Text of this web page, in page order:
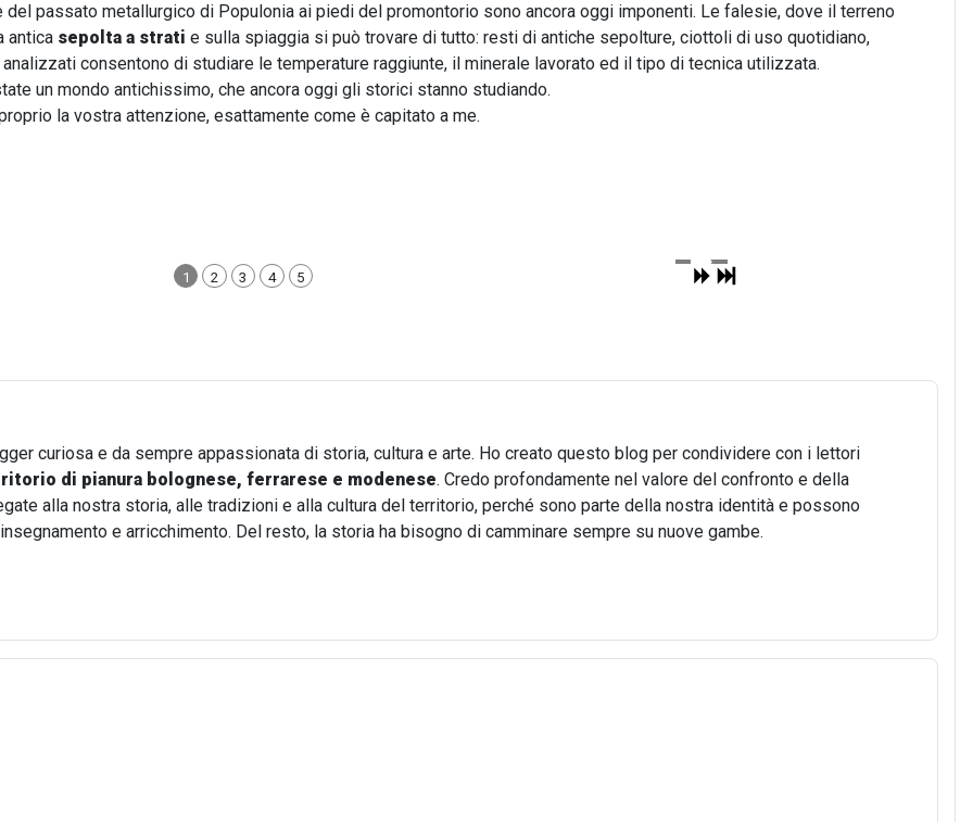
passato metallurgico di Populonia ai piedi del promontorio sono ancora oggi imponenti. Le falesie, dove il terreno
antica sepolta a strati e sulla spiaggia si può trovare di tutto: resti di antiche sepolture, ciottoli di uso quotidiano,
consentono di studiare le temperature raggiunte, il minerale lavorato ed il tipo di tecnica utilizzata.
un mondo antichissimo, che ancora oggi gli storici stanno studiando.
la vostra attenzione, esattamente come è capitato a me.
1 2 3 4 5
curiosa e da sempre appassionata di storia, cultura e arte. Ho creato questo blog per condividere con i lettori
di pianura bolognese, ferrarese e modenese. Credo profondamente nel valore del confronto e della
alla nostra storia, alle tradizioni e alla cultura del territorio, perché sono parte della nostra identità e possono
e arricchimento. Del resto, la storia ha bisogno di camminare sempre su nuove gambe.